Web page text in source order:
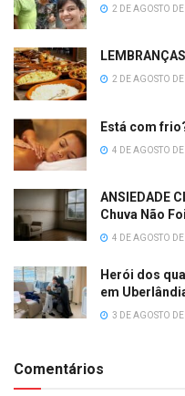
2 DE AGOSTO
2 DE AGOSTO
Está com
4 DE AGOSTO
ANSIEDADE
Chuva Não
4 DE AGOSTO
Herói dos
em
3 DE AGOSTO
Comentários